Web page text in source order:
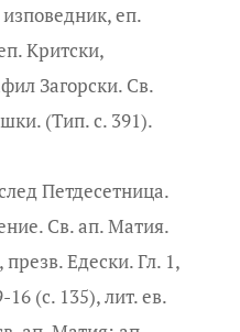
еп.
Критски,
Загорски. Св.
(Тип. с. 391).
Петдесетница.
Св. ап. Матия.
Едески. Гл. 1,
(с. 135), лит. ев.